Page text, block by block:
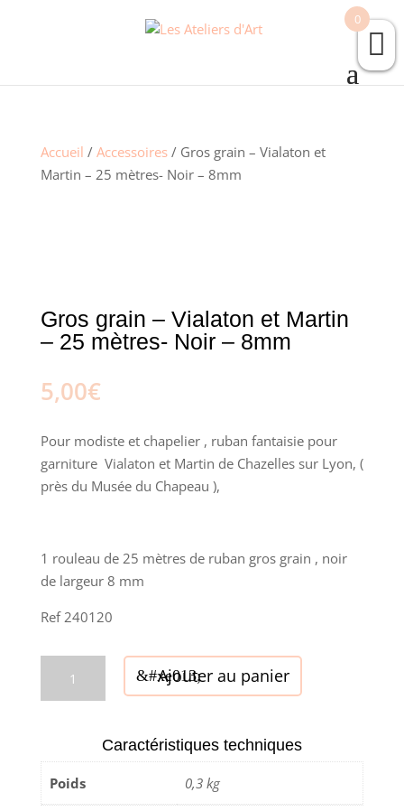
Accueil / Accessoires/ Gros grain – Vialaton et
Martin – 25 mètres- Noir – 8mm
Gros grain – Vialaton et Martin
– 25 mètres- Noir – 8mm
5,00€
Pour modiste et chapelier , ruban fantaisie pour
garniture Vialaton et Martin de Chazelles sur Lyon, (
près du Musée du Chapeau ),
1 rouleau de 25 mètres de ruban gros grain , noir
de largeur 8 mm
Ref 240120
Vialaton
et
Ajouter au panier
Caractéristiques techniques
Poids 0,3 kg
0